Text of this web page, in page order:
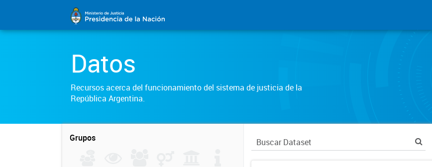
Datos
Recursos acerca del funcionamiento del sistema de justicia de la
República Argentina.
Grupos